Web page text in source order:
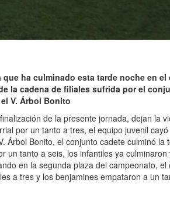
ha culminado esta tarde noche en
la cadena de filiales sufrida por el
V. Árbol Bonito
de la presente jornada, dejan la
por un tanto a tres, el equipo juvenil
Árbol Bonito, el conjunto cadete culminó la
un tanto a seis, los infantiles ya
en la segunda plaza del campeonato,
a tres y los benjamines empataron a un